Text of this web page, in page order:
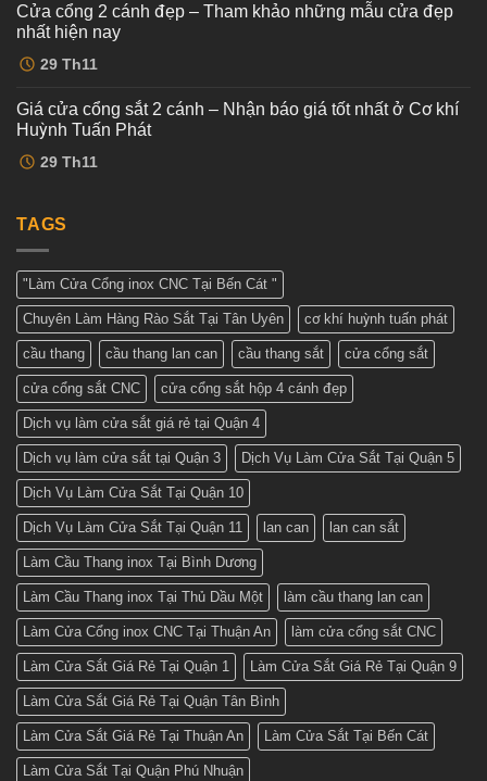
hiện
đại
tại
Cơ
khí
Phát
ở
Cổng
sắt
cnc
4
Dịch
vụ
tốt
nhất
tại
Tuấn
29 Th11
Cửa cổng 2 cánh đẹp – Tham khảo những mẫu cửa đẹp
nhất hiện nay
Không
có
ở
Cửa
cổng
cánh
khảo
mẫu
đẹp
nhất
hiện
nay
29 Th11
Giá cửa cổng sắt 2 cánh – Nhận báo giá tốt nhất ở Cơ khí
Huỳnh Tuấn Phát
Không
có
Giá
cổng
2
cánh
–
Nhận
báo
giá
tốt
nhất
Cơ
khí
Huỳnh
Tuấn
Phát
TAGS
"Làm Cửa Cổng inox CNC Tại Bến Cát "
Chuyên Làm Hàng Rào Sắt Tại Tân Uyên cơ khí huỳnh tuấn phát
cầu thang cầu thang lan can cầu thang sắt cửa cổng sắt
cửa cổng sắt CNC cửa cổng sắt hộp 4 cánh đẹp
Dịch vụ làm cửa sắt giá rẻ tại Quận 4
Dịch vụ làm cửa sắt tại Quận 3 Dịch Vụ Làm Cửa Sắt Tại Quận 5
Dịch Vụ Làm Cửa Sắt Tại Quận 10
Dịch Vụ Làm Cửa Sắt Tại Quận 11 lan can lan can sắt
Làm Cầu Thang inox Tại Bình Dương
Làm Cầu Thang inox Tại Thủ Dầu Một làm cầu thang lan can
Làm Cửa Cổng inox CNC Tại Thuận An làm cửa cổng sắt CNC
Làm Cửa Sắt Giá Rẻ Tại Quận 1 Làm Cửa Sắt Giá Rẻ Tại Quận 9
Làm Cửa Sắt Giá Rẻ Tại Quận Tân Bình
Làm Cửa Sắt Giá Rẻ Tại Thuận An Làm Cửa Sắt Tại Bến Cát
Làm Cửa Sắt Tại Quận Phú Nhuận